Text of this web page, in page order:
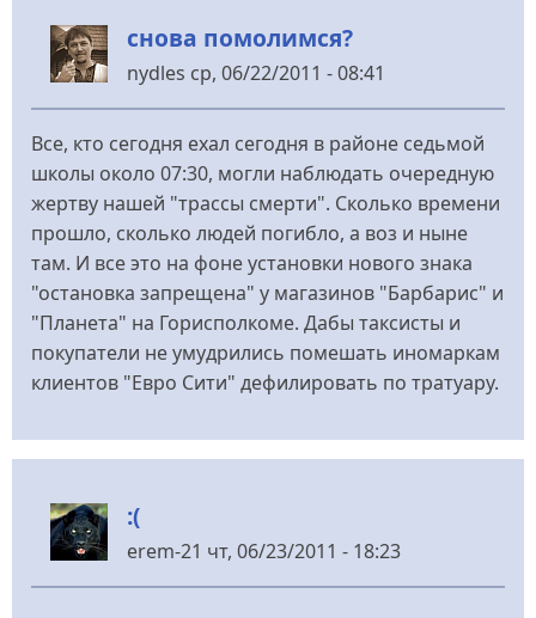
снова помолимся?
nydles ср, 06/22/2011 - 08:41
Все, кто сегодня ехал сегодня в районе седьмой
школы около 07:30, могли наблюдать очередную
жертву нашей "трассы смерти". Сколько времени
прошло, сколько людей погибло, а воз и ныне
там. И все это на фоне установки нового знака
"остановка запрещена" у магазинов "Барбарис" и
"Планета" на Горисполкоме. Дабы таксисты и
покупатели не умудрились помешать иномаркам
клиентов "Евро Сити" дефилировать по тратуару.
:(
erem-21 чт, 06/23/2011 - 18:23